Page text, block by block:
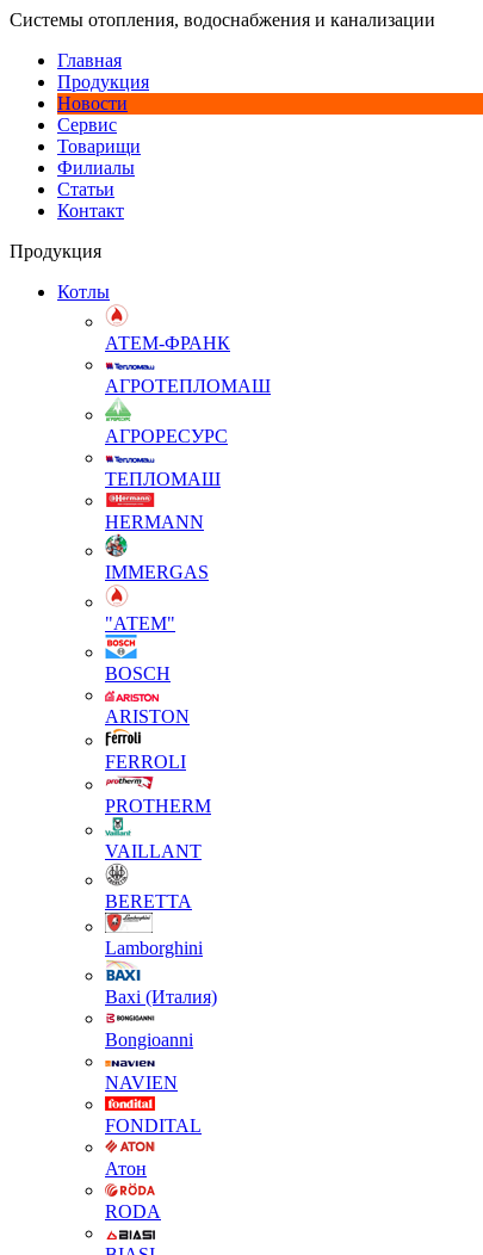
Системы отопления, водоснабжения и канализации
Главная
Продукция
Новости
Сервис
Товарищи
Филиалы
Статьи
Контакт
Продукция
Котлы
АТЕМ-ФРАНК
АГРОТЕПЛОМАШ
АГРОРЕСУРС
ТЕПЛОМАШ
HERMANN
IMMERGAS
"АТЕМ"
BOSCH
ARISTON
FERROLI
PROTHERM
VAILLANT
BERETTA
Lamborghini
Baxi (Италия)
Вongioanni
NAVIEN
FONDITAL
Атон
RODA